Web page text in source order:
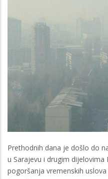
Prethodnih dana je došlo do
u Sarajevu i drugim dijelovima
pogoršanja vremenskih